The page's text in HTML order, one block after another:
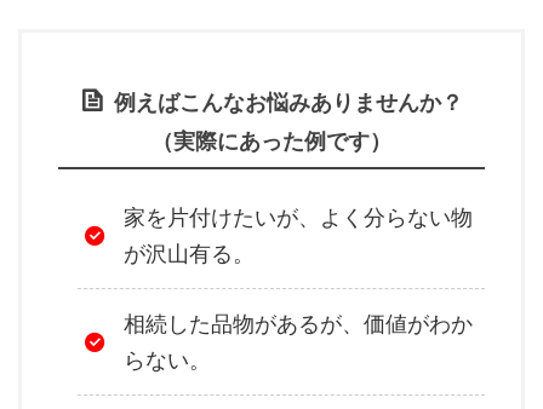
例えばこんなお悩みありませんか？
（実際にあった例です）
家を片付けたいが、よく分らない物
が沢山有る。
相続した品物があるが、価値がわか
らない。